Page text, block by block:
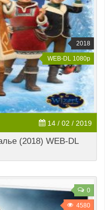
2018
WEB-DL 1080p
14 / 02 / 2019
(2018) WEB-DL
0
4580